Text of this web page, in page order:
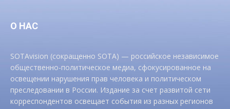
О НАС
SOTAvision (сокращенно SOTA) — российское независимое
общественно-политическое медиа, сфокусированное на
освещении нарушения прав человека и политическом
преследовании в России. Издание за счет развитой сети
корреспондентов освещает события из разных регионов